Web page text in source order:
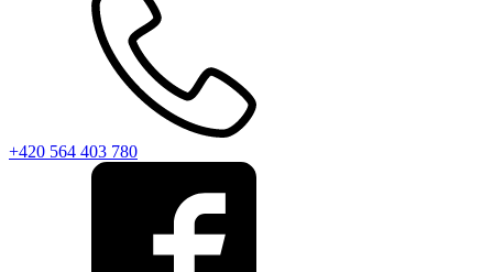
+420 564 403 780